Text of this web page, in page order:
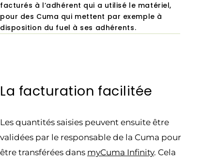
facturés à l’adhérent qui a utilisé le matériel,
pour des Cuma qui mettent par exemple à
disposition du fuel à ses adhérents.
La facturation facilitée
Les quantités saisies peuvent ensuite être
validées par le responsable de la Cuma pour
être transférées dans myCuma Infinity. Cela